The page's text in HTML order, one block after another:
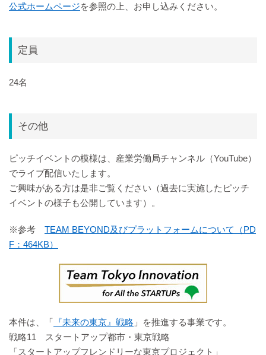
公式ホームページを参照の上、お申し込みください。
定員
24名
その他
ピッチイベントの模様は、産業労働局チャンネル（YouTube）
でライブ配信いたします。
ご興味がある方は是非ご覧ください（過去に実施したピッチ
イベントの様子も公開しています）。
※参考 TEAM BEYOND及びプラットフォームについて（PD
F：464KB）
本件は、「 『未来の東京』戦略 」を推進する事業です。
戦略11 スタートアップ都市・東京戦略
「スタートアップフレンドリーな東京プロジェクト」